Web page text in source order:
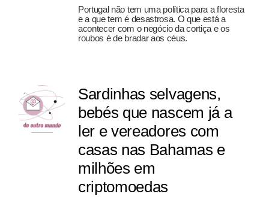
Portugal não tem uma política para a floresta
e a que tem é desastrosa. O que está a
acontecer com o negócio da cortiça e os
roubos é de bradar aos céus.
Sardinhas selvagens,
bebés que nascem já a
ler e vereadores com
casas nas Bahamas e
milhões em
criptomoedas